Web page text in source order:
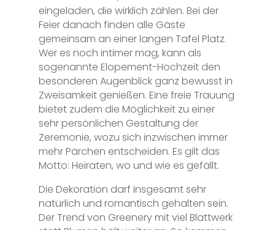
eingeladen, die wirklich zählen. Bei der
Feier danach finden alle Gäste
gemeinsam an einer langen Tafel Platz.
Wer es noch intimer mag, kann als
sogenannte Elopement-Hochzeit den
besonderen Augenblick ganz bewusst in
Zweisamkeit genießen. Eine freie Trauung
bietet zudem die Möglichkeit zu einer
sehr persönlichen Gestaltung der
Zeremonie, wozu sich inzwischen immer
mehr Pärchen entscheiden. Es gilt das
Motto: Heiraten, wo und wie es gefällt.
Die Dekoration darf insgesamt sehr
natürlich und romantisch gehalten sein.
Der Trend von Greenery mit viel Blattwerk